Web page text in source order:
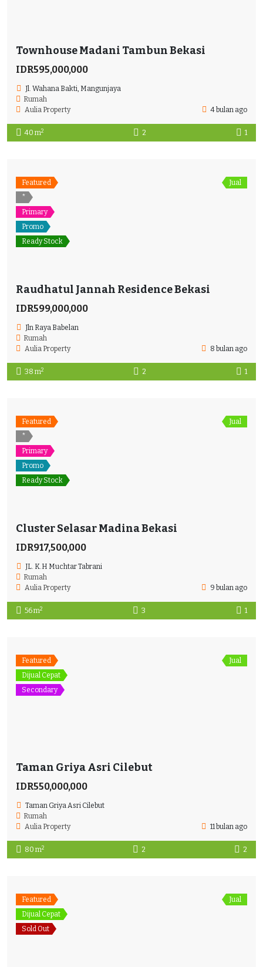
Townhouse Madani Tambun Bekasi
IDR595,000,000
Jl. Wahana Bakti, Mangunjaya
Rumah
Aulia Property
4 bulan ago
40 m2 2 1
Featured
*
Primary
Promo
Ready Stock
Jual
Raudhatul Jannah Residence Bekasi
IDR599,000,000
Jln Raya Babelan
Rumah
Aulia Property
8 bulan ago
38 m2 2 1
Featured
*
Primary
Promo
Ready Stock
Jual
Cluster Selasar Madina Bekasi
IDR917,500,000
JL. K.H Muchtar Tabrani
Rumah
Aulia Property
9 bulan ago
56 m2 3 1
Featured
Dijual Cepat
Secondary
Jual
Taman Griya Asri Cilebut
IDR550,000,000
Taman Griya Asri Cilebut
Rumah
Aulia Property
11 bulan ago
80 m2 2 2
Featured
Dijual Cepat
Sold Out
Jual